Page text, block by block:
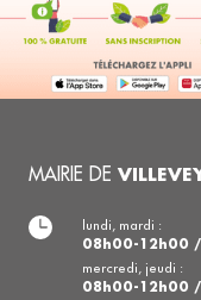
MAIRIE DE
lundi, mardi :
08h00-12h00
mercredi, jeudi :
08h00-12h00